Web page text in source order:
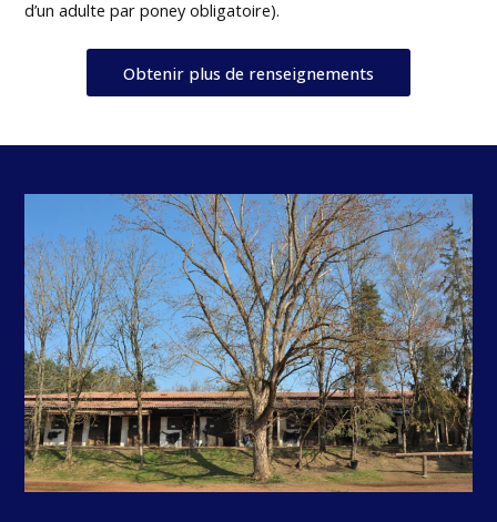
d’un adulte par poney obligatoire).
Obtenir plus de renseignements